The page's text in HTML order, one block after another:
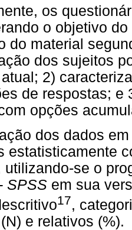
os
o objetivo
do material
dos sujeitos
2)
de respostas; e
opções
dos dados
estatisticamente
utilizando-se o
SPSS em sua
17,
e relativos (%).